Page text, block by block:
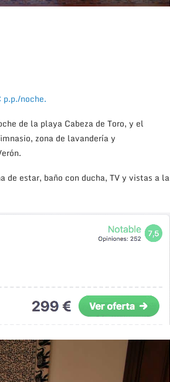
noche.
de la playa Cabeza de Toro, y el
zona de lavandería y
de estar, baño con ducha, TV y vistas a la